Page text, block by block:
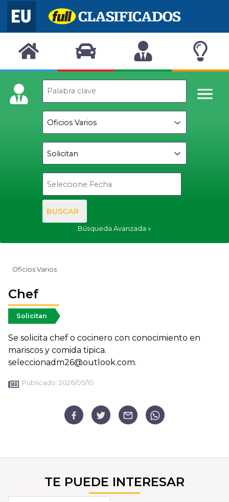
BUSCAR
Búsqueda Avanzada
Oficios Varios
Chef
Solicitan
Se solicita chef o cocinero con conocimiento en
mariscos y comida tipica.
seleccionadm26@outlook.com.
Publicado: 2026/05/10
TE PUEDE INTERESAR